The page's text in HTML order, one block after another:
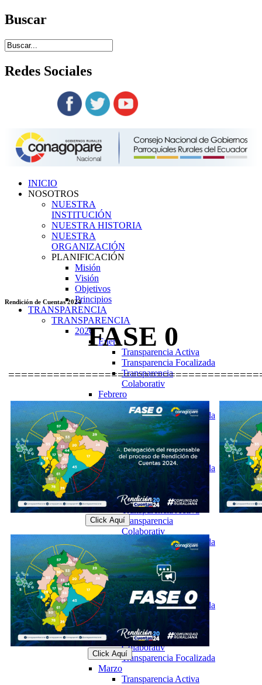
Buscar
Redes Sociales
INICIO
NOSOTROS
NUESTRA
INSTITUCIÓN
NUESTRA HISTORIA
NUESTRA
ORGANIZACIÓN
PLANIFICACIÓN
Misión
Visión
Objetivos
Principios
TRANSPARENCIA
TRANSPARENCIA
2026
Enero
Transparencia Activa
Transparencia Focalizada
Transparencia
Colaborativ
Febrero
Transparencia Activa
Transparencia Focalizada
Transparencia
Colaborativ
Marzo
Transparencia Activa
Transparencia Focalizada
Transparencia
Colaborativ
Abril
Transparencia Activa
Transparencia
Colaborativ
Transparencia Focalizada
2025
Enero
Transparencia Activa
Transparencia
Colaborativ
Transparencia Focalizada
Febrero
Transparencia Activa
Transparencia
Colaborativ
Transparencia Focalizada
Marzo
Transparencia Activa
Rendición de Cuentas 2024
FASE 0
Click Aquí
Click Aquí